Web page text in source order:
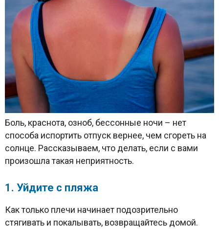
Боль, краснота, озноб, бессонные ночи – нет
способа испортить отпуск вернее, чем сгореть на
солнце. Рассказываем, что делать, если с вами
произошла такая неприятность.
1. Уйдите с пляжа
Как только плечи начинает подозрительно
стягивать и покалывать, возвращайтесь домой.